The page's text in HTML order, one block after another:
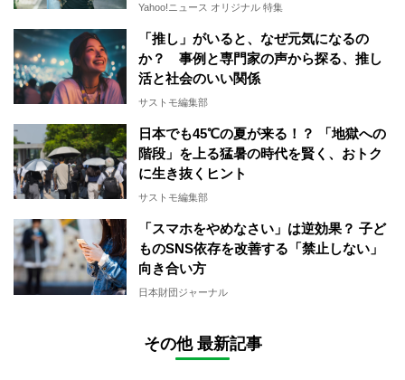
Yahoo!ニュース オリジナル 特集
「推し」がいると、なぜ元気になるの
か？ 事例と専門家の声から探る、推し
活と社会のいい関係
サストモ編集部
日本でも45℃の夏が来る！？ 「地獄への
階段」を上る猛暑の時代を賢く、おトク
に生き抜くヒント
サストモ編集部
「スマホをやめなさい」は逆効果？ 子ど
ものSNS依存を改善する「禁止しない」
向き合い方
日本財団ジャーナル
その他 最新記事